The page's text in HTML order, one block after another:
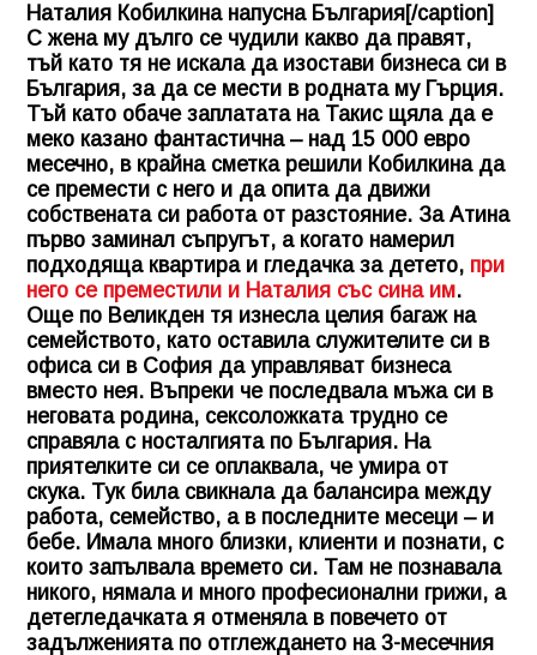
Наталия Кобилкина напусна България[/caption]
С жена му дълго се чудили какво да правят,
тъй като тя не искала да изостави бизнеса си в
България, за да се мести в родната му Гърция.
Тъй като обаче заплатата на Такис щяла да е
меко казано фантастична – над 15 000 евро
месечно, в крайна сметка решили Кобилкина да
се премести с него и да опита да движи
собствената си работа от разстояние. За Атина
първо заминал съпругът, а когато намерил
подходяща квартира и гледачка за детето, при
него се преместили и Наталия със сина им.
Още по Великден тя изнесла целия багаж на
семейството, като оставила служителите си в
офиса си в София да управляват бизнеса
вместо нея. Въпреки че последвала мъжа си в
неговата родина, сексоложката трудно се
справяла с носталгията по България. На
приятелките си се оплаквала, че умира от
скука. Тук била свикнала да балансира между
работа, семейство, а в последните месеци – и
бебе. Имала много близки, клиенти и познати, с
които запълвала времето си. Там не познавала
никого, нямала и много професионални грижи, а
детегледачката я отменяла в повечето от
задълженията по отглеждането на 3-месечния